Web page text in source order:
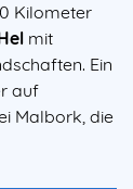
Kilometer
mit
Ein
auf
Malbork, die